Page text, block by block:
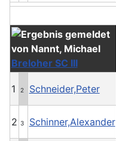
Breloher SC III
1 2 Schneider,Peter
2 3 Schinner,Alexander